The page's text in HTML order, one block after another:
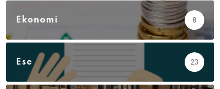
Ekonomi 8
Ese 23